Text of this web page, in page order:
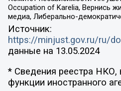
Occupation of Karelia, Вернись
медиа, Либерально-
Источник:
https://minjust.gov.ru/ru/
данные на 13.05.2024
* Сведения реестра
функции иностранного